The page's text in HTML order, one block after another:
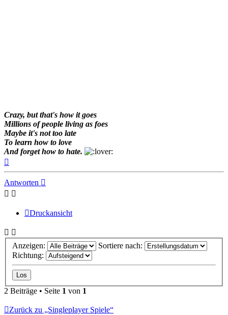
Crazy, but that's how it goes
Millions of people living as foes
Maybe it's not too late
To learn how to love
And forget how to hate.
Antworten
Druckansicht
Anzeigen:
Sortiere nach:
Richtung:
2 Beiträge • Seite 1 von 1
Zurück zu „Singleplayer Spiele“